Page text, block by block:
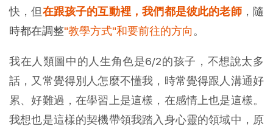
快，但在跟孩子的互動裡，我們都是彼此的老師， 隨
時都在調整"教學方式"和要前往的方向 。
我在人類圖中的人生角色是6/2的孩子，不想說太多
話，又常覺得別人怎麼不懂我，時常覺得跟人溝通好
累、好難過，在學習上是這樣，在感情上也是這樣。
我想也是這樣的契機帶領我踏入身心靈的領域中，原